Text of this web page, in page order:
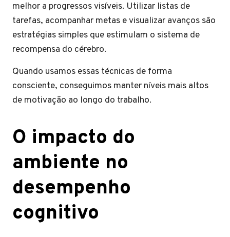
melhor a progressos visíveis. Utilizar listas de
tarefas, acompanhar metas e visualizar avanços são
estratégias simples que estimulam o sistema de
recompensa do cérebro.
Quando usamos essas técnicas de forma
consciente, conseguimos manter níveis mais altos
de motivação ao longo do trabalho.
O impacto do
ambiente no
desempenho
cognitivo